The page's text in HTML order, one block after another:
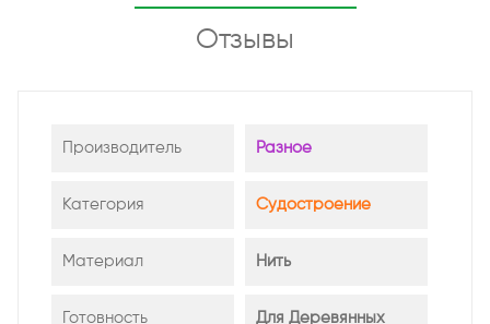
Отзывы
Производитель Разное
Категория Судостроение
Материал Нить
Готовность Для Деревянных